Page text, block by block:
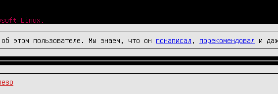
Linux.
об этом пользователе. Мы знаем, что он понаписал порекомендовал и